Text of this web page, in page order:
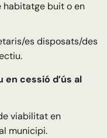
habitatge buit o en
es disposats/des
cessió d’ús al
viabilitat en
municipi.